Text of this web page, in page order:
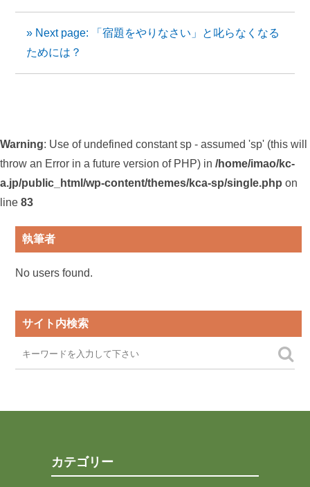
» Next page: 「宿題をやりなさい」と叱らなくなる
ためには？
Warning: Use of undefined constant sp - assumed 'sp' (this will
throw an Error in a future version of PHP) in /home/imao/kc-
a.jp/public_html/wp-content/themes/kca-sp/single.php on
line 83
執筆者
No users found.
サイト内検索
カテゴリー